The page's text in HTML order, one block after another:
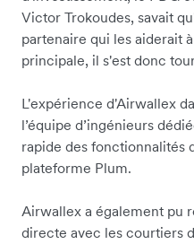
Victor Trokoudes, savait
partenaire qui les aiderait
principale, il s'est donc
L'expérience d'Airwallex
l’équipe d’ingénieurs
rapide des fonctionnalités
plateforme Plum.
Airwallex a également pu
directe avec les courtiers